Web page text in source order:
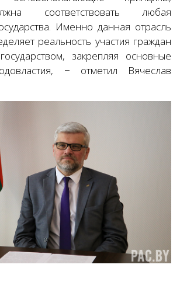
соответствовать любая
Именно данная отрасль
реальность участия граждан
закрепляя основные
− отметил Вячеслав